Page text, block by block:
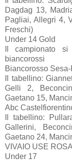
Dagdag 13,
Pagliai, Allegri 4,
Freschi)
Under 14 Gold
Il campionato
biancorossi
Biancorosso
Il tabellino:
Gelli 2,
Gaetano 15,
Abc
Il tabellino:
Gallerini,
Gaetano 24,
VIVAIO USE
Under 17